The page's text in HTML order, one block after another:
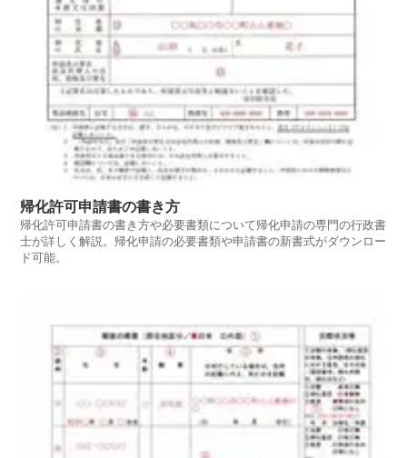
帰化許可申請書の書き方
帰化許可申請書の書き方や必要書類について帰化申請の専門の行政書
士が詳しく解説。帰化申請の必要書類や申請書の新書式がダウンロー
ド可能。